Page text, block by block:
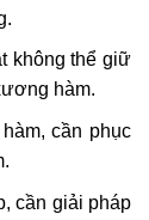
không thể giữ
hàm.
cần phục
cần giải pháp